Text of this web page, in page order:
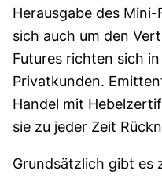
Herausgabe des
sich auch um den
Futures richten sich
Privatkunden.
Handel mit
sie zu jeder Zeit
Grundsätzlich gibt es